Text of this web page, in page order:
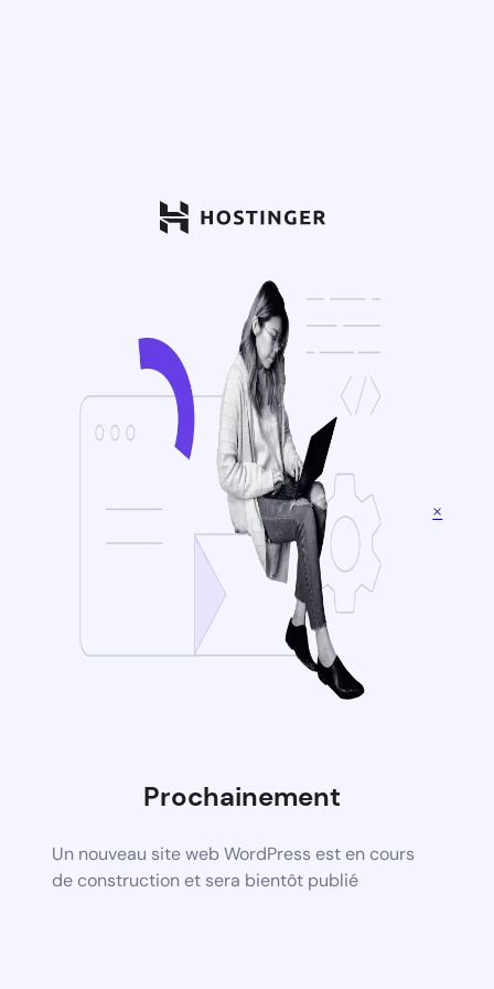
Prochainement
Un nouveau site web WordPress est en cours
de construction et sera bientôt publié
×